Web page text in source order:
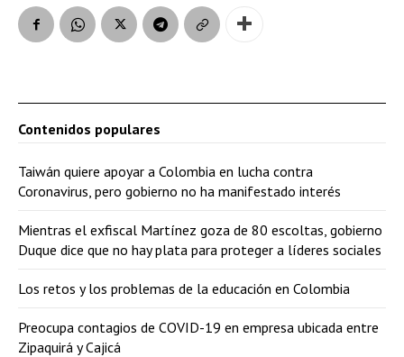
Contenidos populares
Taiwán quiere apoyar a Colombia en lucha contra
Coronavirus, pero gobierno no ha manifestado interés
Mientras el exfiscal Martínez goza de 80 escoltas, gobierno
Duque dice que no hay plata para proteger a líderes sociales
Los retos y los problemas de la educación en Colombia
Preocupa contagios de COVID-19 en empresa ubicada entre
Zipaquirá y Cajicá